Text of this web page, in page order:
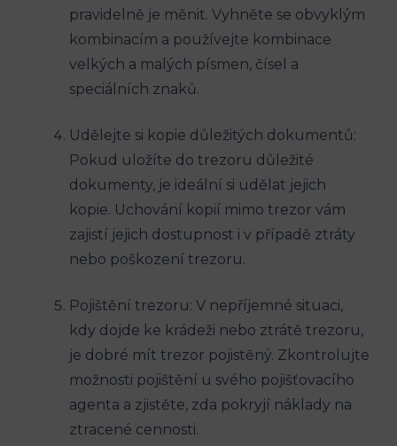
pravidelně je měnit. Vyhněte se obvyklým
kombinacím a používejte kombinace
velkých a malých písmen, čísel a
speciálních znaků.
Udělejte si kopie důležitých dokumentů:
Pokud uložíte do trezoru důležité
dokumenty, je ideální si udělat jejich
kopie. Uchování kopií mimo trezor vám
zajistí jejich dostupnost i v případě ztráty
nebo poškození trezoru.
Pojištění trezoru: V nepříjemné situaci,
kdy dojde ke krádeži nebo ztrátě trezoru,
je dobré mít trezor pojistěný. Zkontrolujte
možnosti pojištění u svého pojišťovacího
agenta a zjistěte, zda pokryjí náklady na
ztracené cennosti.